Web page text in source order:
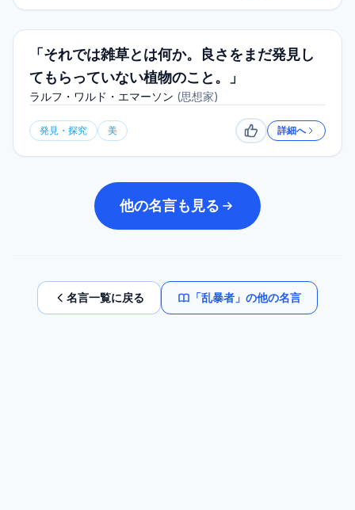
「それでは雑草とは何か。良さをまだ発見し
てもらっていない植物のこと。」
ラルフ・ワルド・エマーソン (思想家)
発見・探究 美 いいね詳細へ
他の名言も見る
名言一覧に戻る 「乱暴者 」の他の名言